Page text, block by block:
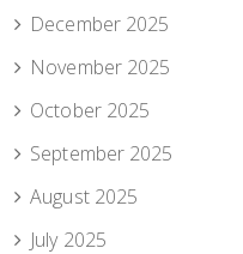
December 2025
November 2025
October 2025
September 2025
August 2025
July 2025